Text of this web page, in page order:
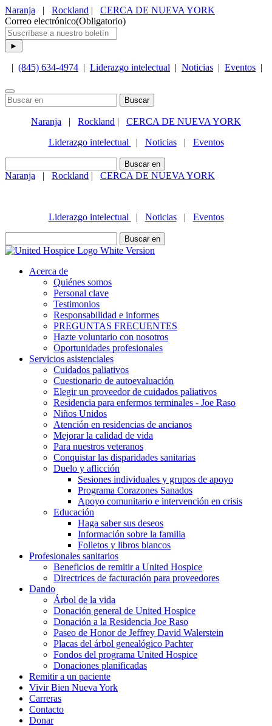
Naranja | Rockland | CERCA DE NUEVA YORK
Correo electrónico(Obligatorio)
| (845) 634-4974 | Liderazgo intelectual | Noticias | Eventos |
Buscar:
Naranja | Rockland | CERCA DE NUEVA YORK
Liderazgo intelectual
| Noticias| Eventos
Naranja | Rockland | CERCA DE NUEVA YORK
Liderazgo intelectual
| Noticias| Eventos
Acerca de
Quiénes somos
Personal clave
Testimonios
Responsabilidad e informes
PREGUNTAS FRECUENTES
Hazte voluntario con nosotros
Oportunidades profesionales
Servicios asistenciales
Cuidados paliativos
Cuestionario de autoevaluación
Elegir un proveedor de cuidados paliativos
Residencia para enfermos terminales - Joe Raso
Niños Unidos
Atención en residencias de ancianos
Mejorar la calidad de vida
Para nuestros veteranos
Conquistar las disparidades sanitarias
Duelo y aflicción
Sesiones individuales y grupos de apoyo
Programa Corazones Sanados
Apoyo comunitario e intervención en crisis
Educación
Haga saber sus deseos
Información sobre la familia
Folletos y libros blancos
Profesionales sanitarios
Beneficios de remitir a United Hospice
Directrices de facturación para proveedores
Dando
Árbol de la vida
Donación general de United Hospice
Donación a la Residencia Joe Raso
Paseo de Honor de Jeffrey David Walerstein
Placas del árbol genealógico Pachter
Fondos del programa United Hospice
Donaciones planificadas
Remitir a un paciente
Vivir Bien Nueva York
Carreras
Contacto
Donar